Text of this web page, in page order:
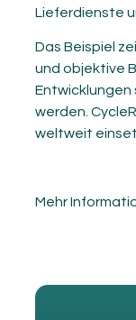
Lieferdienste
Das Beispiel
und objektive
Entwicklungen
werden.
weltweit
Mehr